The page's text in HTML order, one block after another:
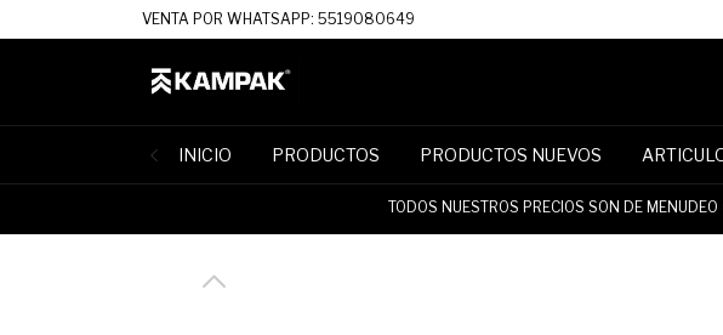
VENTA POR WHATSAPP: 5519080649
INICIO PRODUCTOS PRODUCTOS NUEVOS
TODOS NUESTROS PRECIOS SON DE